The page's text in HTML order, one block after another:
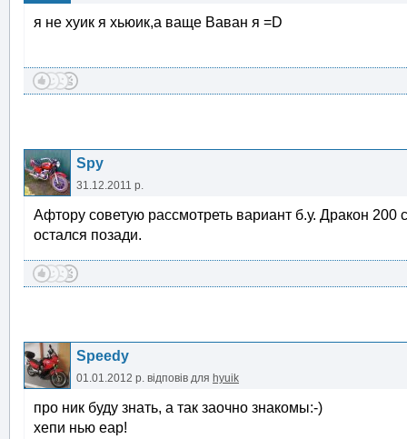
я не хуик я хьюик,а ваще Ваван я =D
Spy
31.12.2011 р.
Афтору советую рассмотреть вариант б.у. Дракон
остался позади.
Speedy
01.01.2012 р. відповів для hyuik
про ник буду знать, а так заочно знакомы:-)
хепи нью еар!